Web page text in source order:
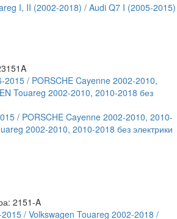
I, II (2002-2018) / Audi Q7 I (2005-2015)
/ PORSCHE Cayenne 2002-2010, 2010-
2002-2010, 2010-2018 без электрики
2151-A